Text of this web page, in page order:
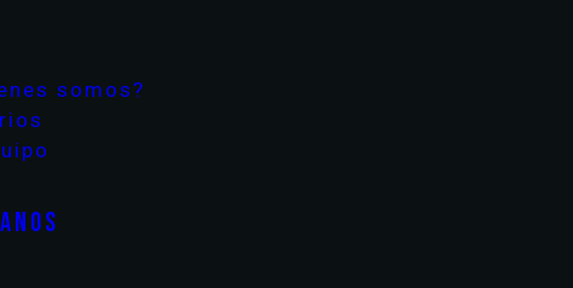
somos?